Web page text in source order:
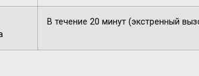
В течение 20 минут (экстренный